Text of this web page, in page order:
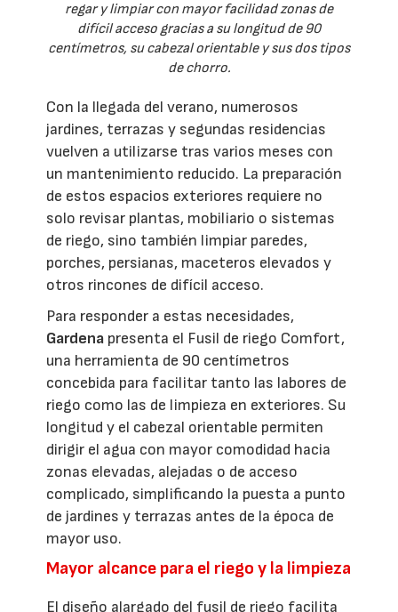
regar y limpiar con mayor facilidad zonas de
difícil acceso gracias a su longitud de 90
centímetros, su cabezal orientable y sus dos tipos
de chorro.
Con la llegada del verano, numerosos
jardines, terrazas y segundas residencias
vuelven a utilizarse tras varios meses con
un mantenimiento reducido. La preparación
de estos espacios exteriores requiere no
solo revisar plantas, mobiliario o sistemas
de riego, sino también limpiar paredes,
porches, persianas, maceteros elevados y
otros rincones de difícil acceso.
Para responder a estas necesidades,
Gardena presenta el Fusil de riego Comfort,
una herramienta de 90 centímetros
concebida para facilitar tanto las labores de
riego como las de limpieza en exteriores. Su
longitud y el cabezal orientable permiten
dirigir el agua con mayor comodidad hacia
zonas elevadas, alejadas o de acceso
complicado, simplificando la puesta a punto
de jardines y terrazas antes de la época de
mayor uso.
Mayor alcance para el riego y la limpieza
El diseño alargado del fusil de riego facilita